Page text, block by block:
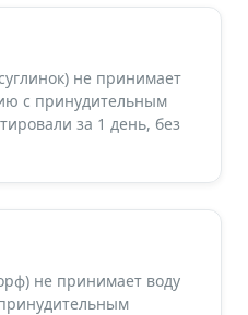
не принимает
с принудительным
за 1 день, без
не принимает воду